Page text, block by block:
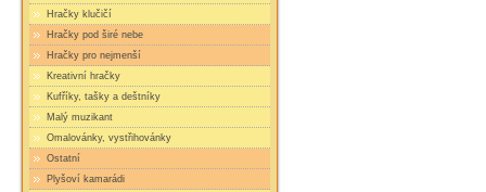
Hračky klučičí
Hračky pod širé nebe
Hračky pro nejmenší
Kreativní hračky
Kufříky, tašky a deštníky
Malý muzikant
Omalovánky, vystřihovánky
Ostatní
Plyšoví kamarádi